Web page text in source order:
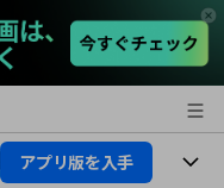
アプリ版を入手